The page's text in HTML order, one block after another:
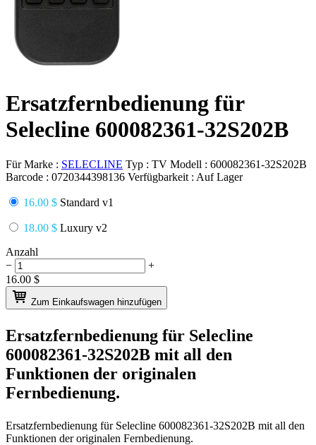
Ersatzfernbedienung für
Selecline 600082361-32S202B
Für Marke : SELECLINE Typ : TV Modell : 600082361-32S202B
Barcode : 0720344398136 Verfügbarkeit : Auf Lager
16.00 $ Standard v1
18.00 $ Luxury v2
Anzahl
−
+
16.00 $
Zum Einkaufswagen hinzufügen
Ersatzfernbedienung für Selecline
600082361-32S202B mit all den
Funktionen der originalen
Fernbedienung.
Ersatzfernbedienung fürSelecline 600082361-32S202B mit all den
Funktionen der originalen Fernbedienung.